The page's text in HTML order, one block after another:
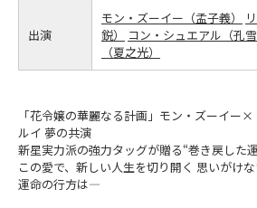
出演
モン・ズーイー（孟子義）
鋭）
コン・シュエアル（孔雪
（夏之光）
「花令嬢の華麗なる計画」モン・ズーイー
ルイ 夢の共演
新星実力派の強力タッグが贈る“巻き戻した
この愛で、新しい人生を切り開く 思いがけ
運命の行方は―